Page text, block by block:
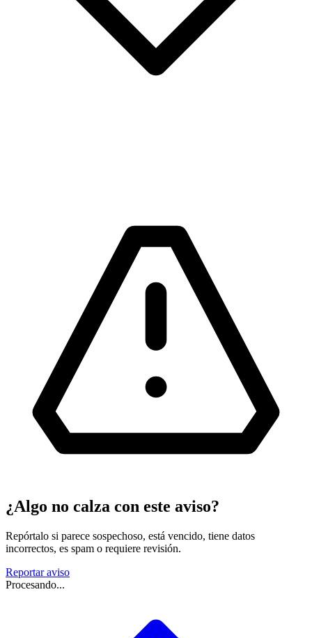
¿Algo no calza con este aviso?
Repórtalo si parece sospechoso, está vencido, tiene datos
incorrectos, es spam o requiere revisión.
Reportar aviso
Procesando...